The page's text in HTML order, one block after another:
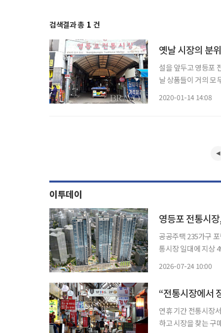
검색결과 총 1 건
옛날 시장의 분
설을 앞두고 영등포
날 상품들이 거의 모두 갖춰
2020-01-14 14:08
이투데이
영등포 전통시
공공주택 235가구 포함
통시장 일대에 지상
2026-07-24 10:00
“전통시장에서
연휴 기간 전통시장서 장보면 최대 30%
하고 시장을 찾는 구